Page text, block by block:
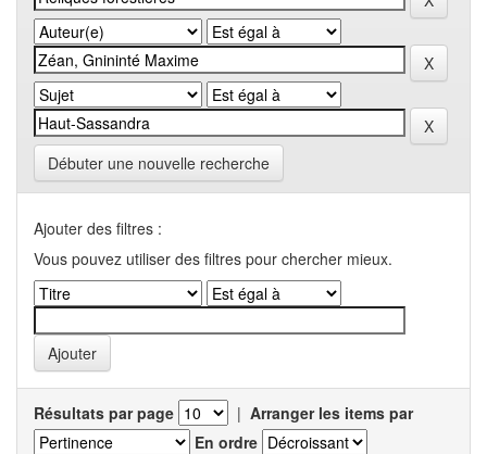
Débuter une nouvelle recherche
Ajouter des filtres :
Vous pouvez utiliser des filtres pour chercher mieux.
Résultats par page | Arranger les items par
En ordre